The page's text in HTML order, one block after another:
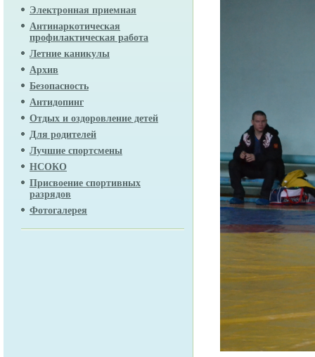
Электронная приемная
Антинаркотическая
профилактическая работа
Летние каникулы
Архив
Безопасность
Антидопинг
Отдых и оздоровление детей
Для родителей
Лучшие спортсмены
НСОКО
Присвоение спортивных
разрядов
Фотогалерея